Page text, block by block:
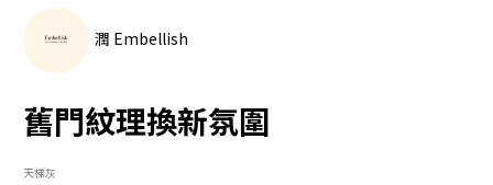
潤 Embellish
舊門紋理換新氛圍
天梯灰